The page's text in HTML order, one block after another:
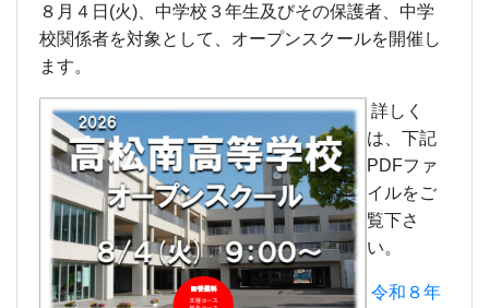
８月４日(火)、中学校３年生及びその保護者、中学
校関係者を対象として、オープンスクールを開催し
ます。
詳しく
は、下記
PDFファ
イルをご
覧下さ
い。
令和８年